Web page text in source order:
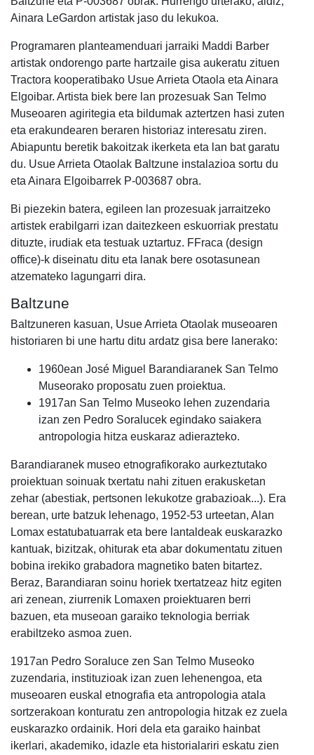
Ainara LeGardon artistak jaso du lekukoa.
Programaren planteamenduari jarraiki Maddi Barber
artistak ondorengo parte hartzaile gisa aukeratu zituen
Tractora kooperatibako Usue Arrieta Otaola eta Ainara
Elgoibar. Artista biek bere lan prozesuak San Telmo
Museoaren agiritegia eta bildumak aztertzen hasi zuten
eta erakundearen beraren historiaz interesatu ziren.
Abiapuntu beretik bakoitzak ikerketa eta lan bat garatu
du. Usue Arrieta Otaolak Baltzune instalazioa sortu du
eta Ainara Elgoibarrek P-003687 obra.
Bi piezekin batera, egileen lan prozesuak jarraitzeko
artistek erabilgarri izan daitezkeen eskuorriak prestatu
dituzte, irudiak eta testuak uztartuz. FFraca (design
office)-k diseinatu ditu eta lanak bere osotasunean
atzemateko lagungarri dira.
Baltzune
Baltzuneren kasuan, Usue Arrieta Otaolak museoaren
historiaren bi une hartu ditu ardatz gisa bere lanerako:
1960ean José Miguel Barandiaranek San Telmo
Museorako proposatu zuen proiektua.
1917an San Telmo Museoko lehen zuzendaria
izan zen Pedro Soralucek egindako saiakera
antropologia hitza euskaraz adierazteko.
Barandiaranek museo etnografikorako aurkeztutako
proiektuan soinuak txertatu nahi zituen erakusketan
zehar (abestiak, pertsonen lekukotze grabazioak...). Era
berean, urte batzuk lehenago, 1952-53 urteetan, Alan
Lomax estatubatuarrak eta bere lantaldeak euskarazko
kantuak, bizitzak, ohiturak eta abar dokumentatu zituen
bobina irekiko grabadora magnetiko baten bitartez.
Beraz, Barandiaran soinu horiek txertatzeaz hitz egiten
ari zenean, ziurrenik Lomaxen proiektuaren berri
bazuen, eta museoan garaiko teknologia berriak
erabiltzeko asmoa zuen.
1917an Pedro Soraluce zen San Telmo Museoko
zuzendaria, instituzioak izan zuen lehenengoa, eta
museoaren euskal etnografia eta antropologia atala
sortzerakoan konturatu zen antropologia hitzak ez zuela
euskarazko ordainik. Hori dela eta garaiko hainbat
ikerlari, akademiko, idazle eta historialariri eskatu zien